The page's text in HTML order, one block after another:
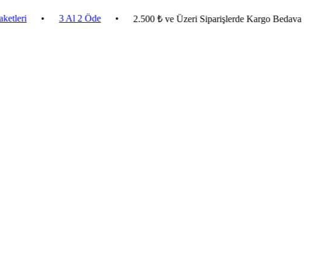
• 3 Al 2 Öde • 2.500 ₺ ve Üzeri Siparişlerde Kargo Bedava •